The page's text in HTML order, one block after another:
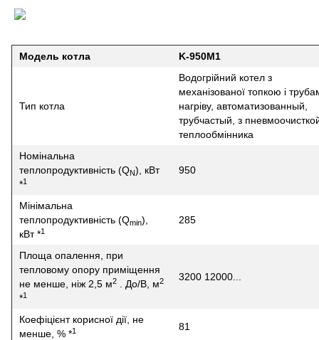
Модель котла K-950M1
Тип котла
Водогрійний котел з
механізованої топкою і
нагріву, автоматизованный,
трубчастый, з
теплообмінника
Номінальна
теплопродуктивність (QN), кВт
*1
950
Мінімальна
теплопродуктивність (Qmin),
кВт *1
285
Площа опалення, при
тепловому опору приміщення
не менше, ніж 2,5 м2 . До/В, м2
*1
3200 12000...
Коефіцієнт корисної дії, не
менше, % *1 81